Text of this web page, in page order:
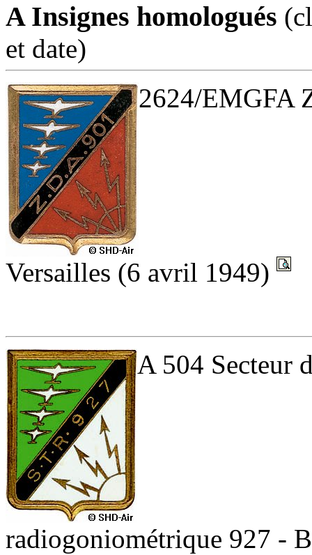
A Insignes homologués
et date)
2624/EMGFA
Versailles (6 avril 1949)
A 504 Secteur
radiogoniométrique 927 -